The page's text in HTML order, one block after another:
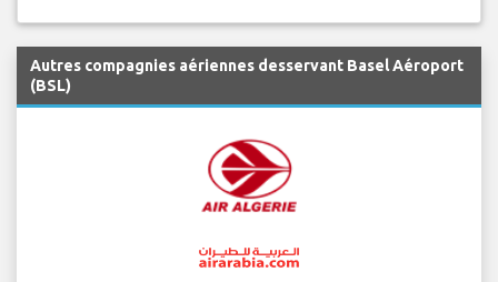
Autres compagnies aériennes desservant Basel Aéroport
(BSL)